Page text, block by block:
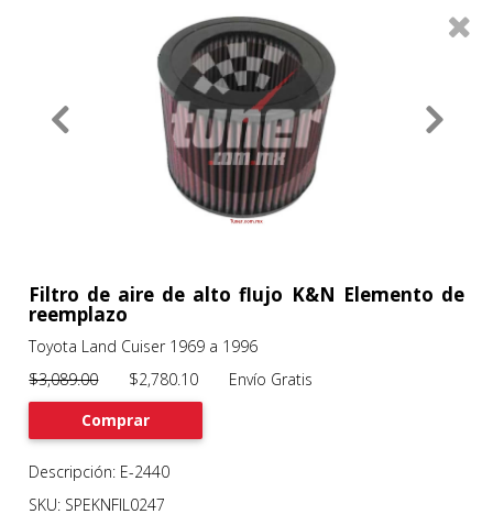
Filtros 0
Previous
Filtro de aire de alto flujo K&N Elemento de
reemplazo
Toyota Land Cuiser 1969 a 1996
$3,089.00$2,780.10 Envío Gratis
Comprar
Descripción: E-2440
SKU: SPEKNFIL0247